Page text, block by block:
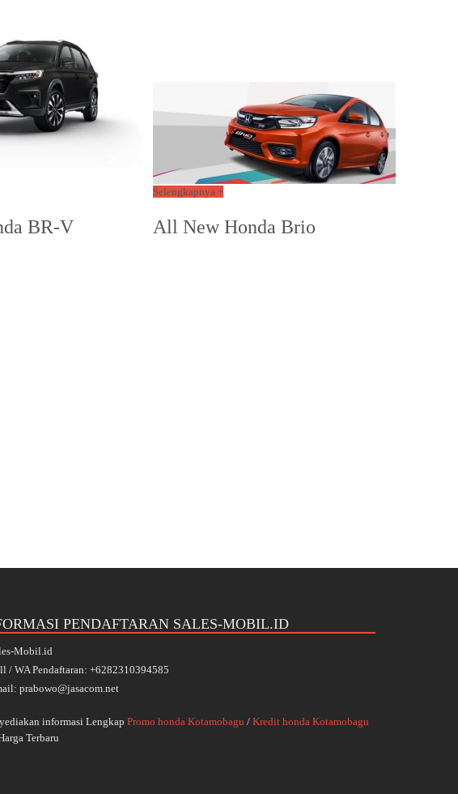
BR-V
Selengkapnya +
All New Honda Brio
PENDAFTARAN SALES-MOBIL.ID
Mobil.id
/ WA Pendaftaran: +6282310394585
prabowo@jasacom.net
informasi Lengkap Promo honda Kotamobagu / Kredit honda Kotamobagu
Terbaru